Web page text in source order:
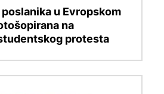
u Evropskom
na
protesta